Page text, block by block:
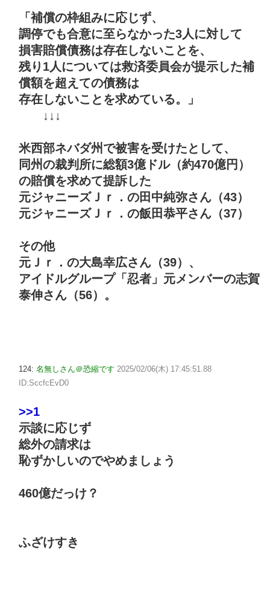
「補償の枠組みに応じず、
調停でも合意に至らなかった3人に対して
損害賠償債務は存在しないことを、
残り1人については救済委員会が提示した補
償額を超えての債務は
存在しないことを求めている。」
↓↓↓
米西部ネバダ州で被害を受けたとして、
同州の裁判所に総額3億ドル（約470億円）
の賠償を求めて提訴した
元ジャニーズＪｒ．の田中純弥さん（43）
元ジャニーズＪｒ．の飯田恭平さん（37）
その他
元Ｊｒ．の大島幸広さん（39）、
アイドルグループ「忍者」元メンバーの志賀
泰伸さん（56）。
124: 名無しさん＠恐縮です 2025/02/06(木) 17:45:51.88
ID:SccfcEvD0
>>1
示談に応じず
総外の請求は
恥ずかしいのでやめましょう
460億だっけ？
ふざけすき